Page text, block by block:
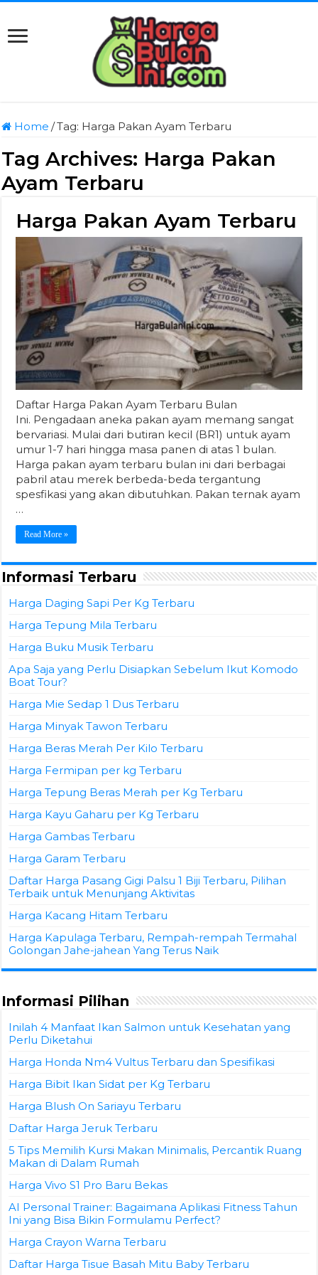
Home /Tag: Harga Pakan Ayam Terbaru
Tag Archives: Harga Pakan
Ayam Terbaru
Harga Pakan Ayam Terbaru
Daftar Harga Pakan Ayam Terbaru Bulan
Ini. Pengadaan aneka pakan ayam memang sangat
bervariasi. Mulai dari butiran kecil (BR1) untuk ayam
umur 1-7 hari hingga masa panen di atas 1 bulan.
Harga pakan ayam terbaru bulan ini dari berbagai
pabril atau merek berbeda-beda tergantung
spesfikasi yang akan dibutuhkan. Pakan ternak ayam
…
Read More »
Informasi Terbaru
Harga Daging Sapi Per Kg Terbaru
Harga Tepung Mila Terbaru
Harga Buku Musik Terbaru
Apa Saja yang Perlu Disiapkan Sebelum Ikut Komodo
Boat Tour?
Harga Mie Sedap 1 Dus Terbaru
Harga Minyak Tawon Terbaru
Harga Beras Merah Per Kilo Terbaru
Harga Fermipan per kg Terbaru
Harga Tepung Beras Merah per Kg Terbaru
Harga Kayu Gaharu per Kg Terbaru
Harga Gambas Terbaru
Harga Garam Terbaru
Daftar Harga Pasang Gigi Palsu 1 Biji Terbaru, Pilihan
Terbaik untuk Menunjang Aktivitas
Harga Kacang Hitam Terbaru
Harga Kapulaga Terbaru, Rempah-rempah Termahal
Golongan Jahe-jahean Yang Terus Naik
Informasi Pilihan
Inilah 4 Manfaat Ikan Salmon untuk Kesehatan yang
Perlu Diketahui
Harga Honda Nm4 Vultus Terbaru dan Spesifikasi
Harga Bibit Ikan Sidat per Kg Terbaru
Harga Blush On Sariayu Terbaru
Daftar Harga Jeruk Terbaru
5 Tips Memilih Kursi Makan Minimalis, Percantik Ruang
Makan di Dalam Rumah
Harga Vivo S1 Pro Baru Bekas
AI Personal Trainer: Bagaimana Aplikasi Fitness Tahun
Ini yang Bisa Bikin Formulamu Perfect?
Harga Crayon Warna Terbaru
Daftar Harga Tisue Basah Mitu Baby Terbaru